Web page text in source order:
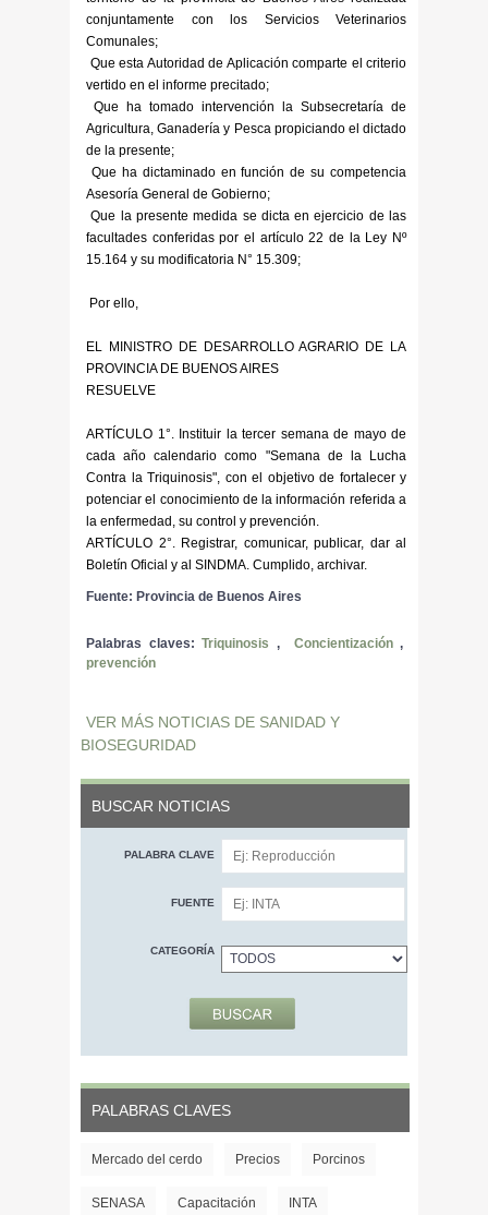
conjuntamente con los Servicios Veterinarios
Comunales;
Que esta Autoridad de Aplicación comparte el criterio
vertido en el informe precitado;
Que ha tomado intervención la Subsecretaría de
Agricultura, Ganadería y Pesca propiciando el dictado
de la presente;
Que ha dictaminado en función de su competencia
Asesoría General de Gobierno;
Que la presente medida se dicta en ejercicio de las
facultades conferidas por el artículo 22 de la Ley Nº
15.164 y su modificatoria N° 15.309;
Por ello,
EL MINISTRO DE DESARROLLO AGRARIO DE LA
PROVINCIA DE BUENOS AIRES
RESUELVE
ARTÍCULO 1°. Instituir la tercer semana de mayo de
cada año calendario como "Semana de la Lucha
Contra la Triquinosis", con el objetivo de fortalecer y
potenciar el conocimiento de la información referida a
la enfermedad, su control y prevención.
ARTÍCULO 2°. Registrar, comunicar, publicar, dar al
Boletín Oficial y al SINDMA. Cumplido, archivar.
Fuente: Provincia de Buenos Aires
Palabras claves: Triquinosis , Concientización,
prevención
VER MÁS NOTICIAS DE SANIDAD Y
BIOSEGURIDAD
BUSCAR NOTICIAS
PALABRA CLAVE
FUENTE
CATEGORÍA
PALABRAS CLAVES
Mercado del cerdo Precios Porcinos
SENASA Capacitación INTA